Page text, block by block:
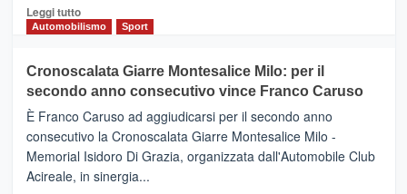
Gusto,
il
tra
sapori
e
vicoli
medievali
Leggi tuttoLeggi
di
Mondello
(Palermo)
–
“E
Pasta
–
Automobilismo Sport
Cronoscalata Giarre Montesalice Milo: per il
secondo anno consecutivo vince Franco Caruso
È Franco Caruso ad aggiudicarsi per il secondo anno
consecutivo la Cronoscalata Giarre Montesalice Milo -
Memorial Isidoro Di Grazia, organizzata dall'Automobile Club
Acireale, in sinergia...